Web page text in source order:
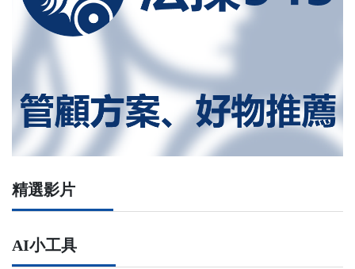
精選影片
AI小工具